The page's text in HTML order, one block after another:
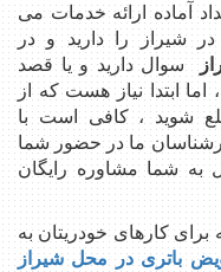
آماده ارائه خدمات می
شیراز را دارید و در
سوال دارید و یا قصد
ابتدا نیاز هست که از
شوید ، کافی است با
ما در حضور شما
به شما مشاوره رایگان
کارهای خودریتان به
باتری در محل شیراز